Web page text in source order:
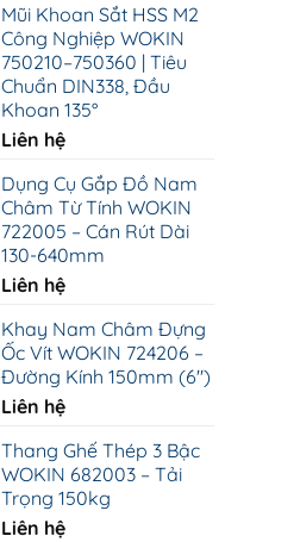
từ
15.000 ₫
đến
Mũi Khoan Sắt HSS M2
Công Nghiệp WOKIN
750210–750360 | Tiêu
Chuẩn DIN338, Đầu
Khoan 135°
Liên hệ
Dụng Cụ Gắp Đồ Nam
Châm Từ Tính WOKIN
722005 – Cán Rút Dài
130-640mm
Liên hệ
Khay Nam Châm Đựng
Ốc Vít WOKIN 724206 –
Đường Kính 150mm (6")
Liên hệ
Thang Ghế Thép 3 Bậc
WOKIN 682003 – Tải
Trọng 150kg
Liên hệ